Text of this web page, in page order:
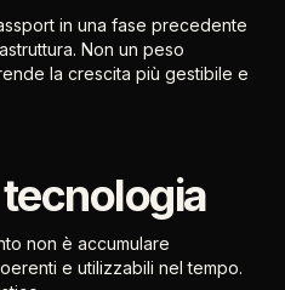
in una fase precedente
Non un peso
la crescita più gestibile e
non è accumulare
e utilizzabili nel tempo.